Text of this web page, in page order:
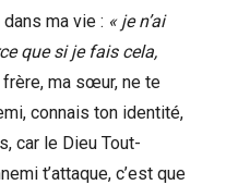
ma vie : « je n’ai
que si je fais cela,
frère, ma sœur, ne te
connais ton identité,
car le Dieu Tout-
t’attaque, c’est que